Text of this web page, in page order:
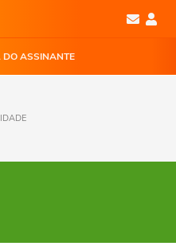
DO ASSINANTE